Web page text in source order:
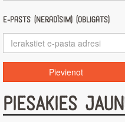
E-pasts (nerādīsim) (obligāts)
PIESAKIES